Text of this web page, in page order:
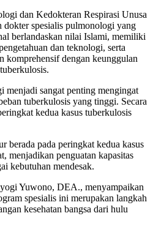
dan Kedokteran Respirasi Unusa
dokter spesialis pulmonologi yang
berlandaskan nilai Islami, memiliki
dan teknologi, serta
komprehensif dengan keunggulan
menjadi sangat penting mengingat
tuberkulosis yang tinggi. Secara
kedua kasus tuberkulosis
berada pada peringkat kedua kasus
menjadikan penguatan kapasitas
kebutuhan mendesak.
Yuwono, DEA., menyampaikan
spesialis ini merupakan langkah
kesehatan bangsa dari hulu